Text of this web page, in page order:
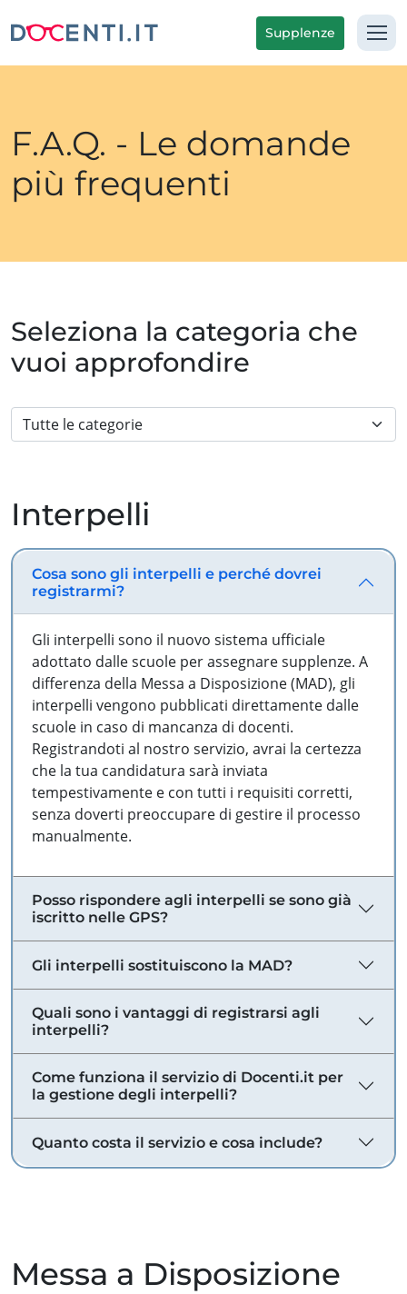
Supplenze
F.A.Q. - Le domande
più frequenti
Seleziona la categoria che
vuoi approfondire
Interpelli
Cosa sono gli interpelli e perché dovrei
registrarmi?
Gli interpelli sono il nuovo sistema ufficiale
adottato dalle scuole per assegnare supplenze. A
differenza della Messa a Disposizione (MAD), gli
interpelli vengono pubblicati direttamente dalle
scuole in caso di mancanza di docenti.
Registrandoti al nostro servizio, avrai la certezza
che la tua candidatura sarà inviata
tempestivamente e con tutti i requisiti corretti,
senza doverti preoccupare di gestire il processo
manualmente.
Posso rispondere agli interpelli se sono già
iscritto nelle GPS?
Gli interpelli sostituiscono la MAD?
Quali sono i vantaggi di registrarsi agli
interpelli?
Come funziona il servizio di Docenti.it per
la gestione degli interpelli?
Quanto costa il servizio e cosa include?
Messa a Disposizione